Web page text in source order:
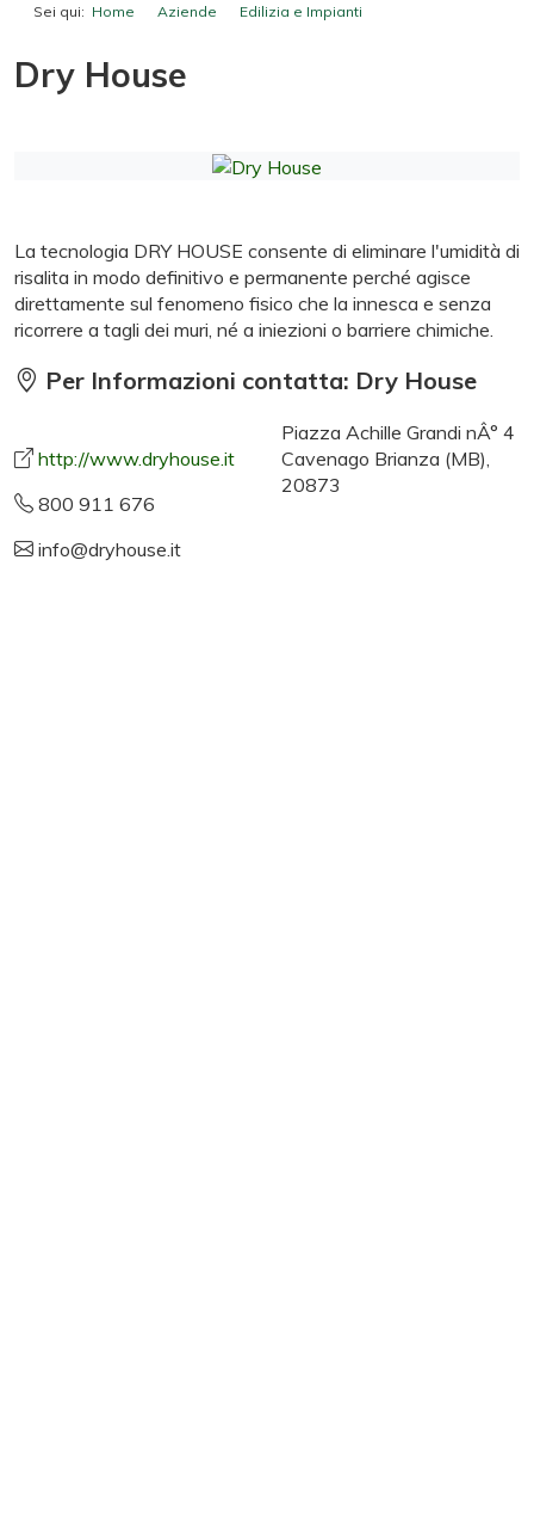
Sei qui: Home Aziende Edilizia e Impianti
Dry House
La tecnologia DRY HOUSE consente di eliminare l'umidità di
risalita in modo definitivo e permanente perché agisce
direttamente sul fenomeno fisico che la innesca e senza
ricorrere a tagli dei muri, né a iniezioni o barriere chimiche.
Per Informazioni contatta: Dry House
http://www.dryhouse.it
800 911 676
info@dryhouse.it
Piazza Achille Grandi nÂ° 4
Cavenago Brianza (MB),
20873